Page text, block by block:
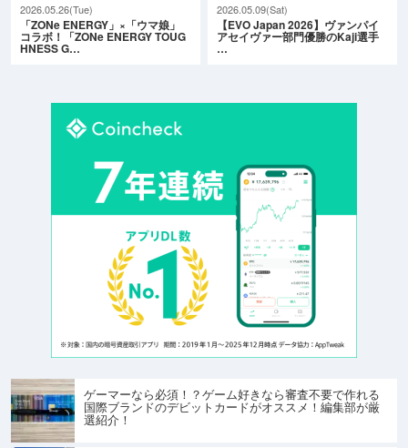
2026.05.26(Tue)
「ZONe ENERGY」×「ウマ娘」
コラボ！「ZONe ENERGY TOUG
HNESS G…
2026.05.09(Sat)
【EVO Japan 2026】ヴァンパイ
アセイヴァー部門優勝のKaji選手
…
ゲーマーなら必須！？ゲーム好きなら審査不要で作れる
国際ブランドのデビットカードがオススメ！編集部が厳
選紹介！